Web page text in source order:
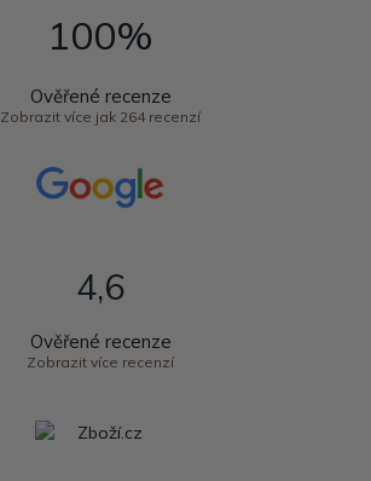
100%
Ověřené recenze
Zobrazit více jak 264 recenzí
4,6
Ověřené recenze
Zobrazit více recenzí